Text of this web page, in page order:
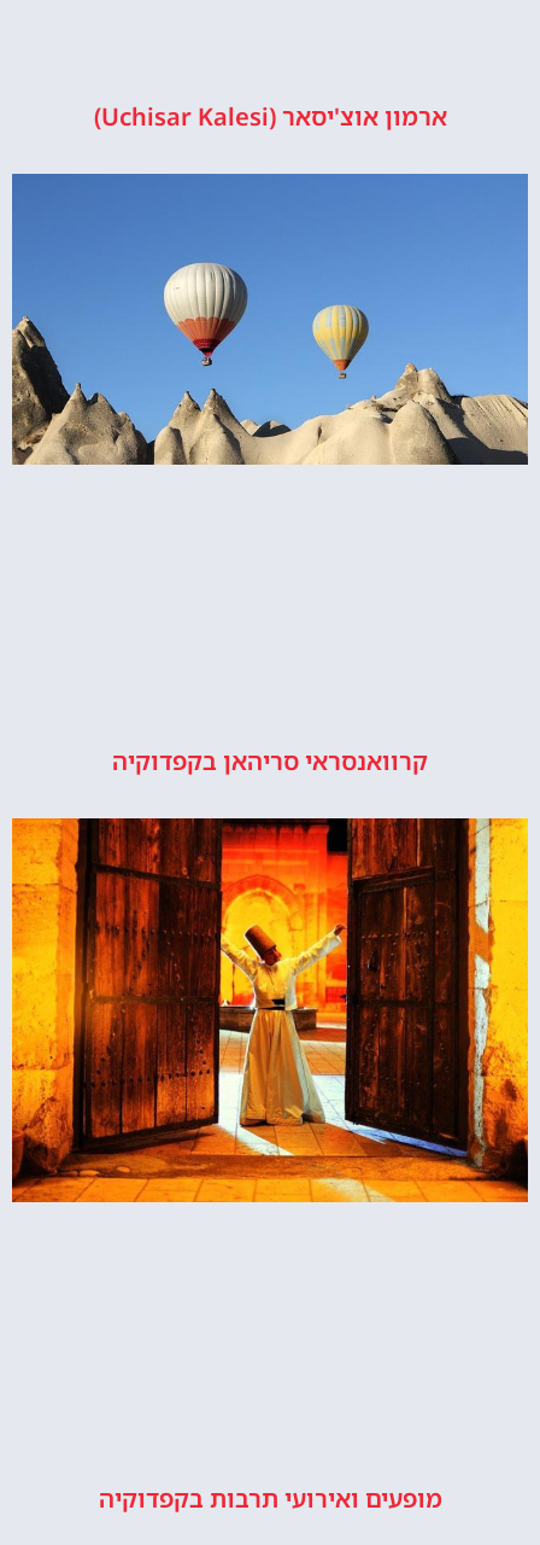
ארמון אוצ'יסאר (Uchisar Kalesi)
קרוואנסראי סריהאן בקפדוקיה
מופעים ואירועי תרבות בקפדוקיה